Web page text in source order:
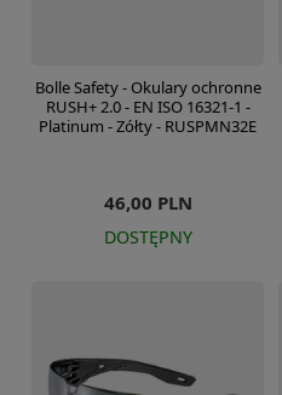
Bolle Safety - Okulary ochronne
RUSH+ 2.0 - EN ISO 16321-1 -
Platinum - Zółty - RUSPMN32E
46,00 PLN
DOSTĘPNY